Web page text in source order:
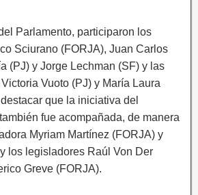
Parlamento, participaron los
Sciurano (FORJA), Juan Carlos
(PJ) y Jorge Lechman (SF) y las
Vuoto (PJ) y María Laura
que la iniciativa del
fue acompañada, de manera
Myriam Martínez (FORJA) y
los legisladores Raúl Von Der
Greve (FORJA).